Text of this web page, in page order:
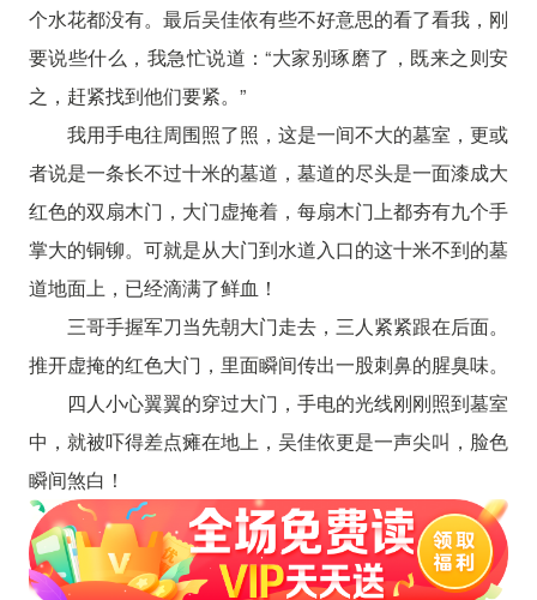
个水花都没有。最后吴佳依有些不好意思的看了看我，刚
要说些什么，我急忙说道：“大家别琢磨了，既来之则安
之，赶紧找到他们要紧。”
我用手电往周围照了照，这是一间不大的墓室，更或
者说是一条长不过十米的墓道，墓道的尽头是一面漆成大
红色的双扇木门，大门虚掩着，每扇木门上都夯有九个手
掌大的铜铆。可就是从大门到水道入口的这十米不到的墓
道地面上，已经滴满了鲜血！
三哥手握军刀当先朝大门走去，三人紧紧跟在后面。
推开虚掩的红色大门，里面瞬间传出一股刺鼻的腥臭味。
四人小心翼翼的穿过大门，手电的光线刚刚照到墓室
中，就被吓得差点瘫在地上，吴佳依更是一声尖叫，脸色
瞬间煞白！